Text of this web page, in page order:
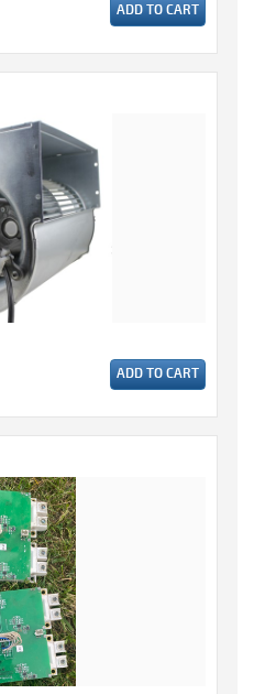
ADD TO CART
ADD TO CART